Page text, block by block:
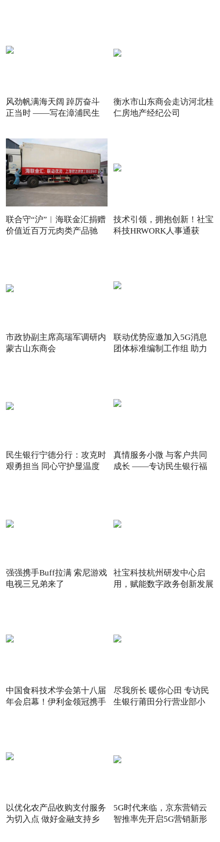
风劲帆满海天阔 踔厉奋斗
正当时 ——写在漳浦民生
衡水市山东商会走访河北桂
仁房地产经纪公司
联合守“沪”︱海联金汇捐赠
价值近百万元肉类产品驰
技术引领，拥抱创新！社宝
科技HRWORK人事通获
市政协副主席高瑞军调研内
蒙古山东商会
联动优势应邀加入5G消息
团体标准编制工作组 助力
民生银行宁德分行：攻克时
艰勇担当 同心守护显温度
真情服务小微 与客户共同
成长 ——专访民生银行福
强强携手Buff拉满 索尼游戏
电视三兄弟来了
社宝科技杭州研发中心启
用，赋能数字政务创新发展
中国食科技术学会第十八届
年会启幕！伊利金领冠携手
尽我所长 暖你心田 专访民
生银行莆田分行营业部小
以优化农产品收购支付服务
为切入点 做好金融支持乡
5G时代来临，京东营销云
智推率先开启5G营销新形